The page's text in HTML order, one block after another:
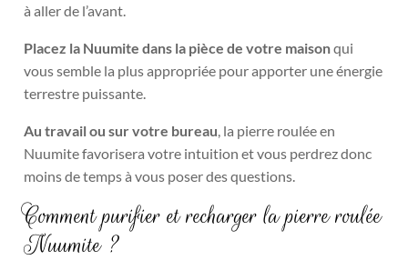
à aller de l’avant.
Placez la Nuumite dans la pièce de votre maisonqui
vous semble la plus appropriée pour apporter une énergie
terrestre puissante.
Au travail ou sur votre bureau , la pierre roulée en
Nuumite favorisera votre intuition et vous perdrez donc
moins de temps à vous poser des questions.
Comment purifier et recharger la pierre roulée
Nuumite ?